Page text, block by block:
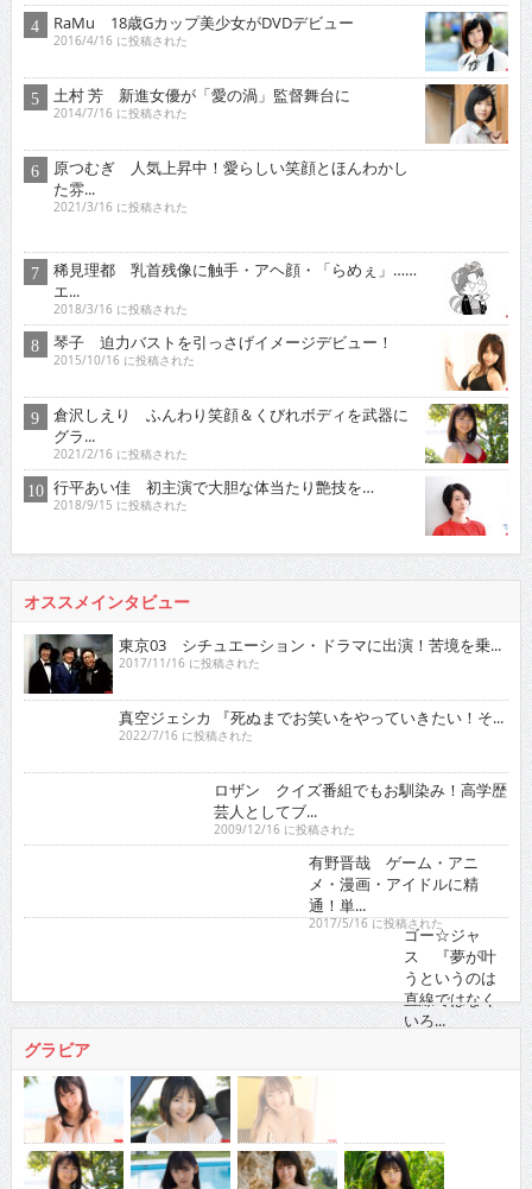
RaMu 18歳Gカップ美少女がDVDデビュー
2016/4/16 に投稿された
土村 芳 新進女優が「愛の渦」監督舞台に
2014/7/16 に投稿された
原つむぎ 人気上昇中！愛らしい笑顔とほんわかし
た雰...
2021/3/16 に投稿された
エ...
2018/3/16 に投稿された
琴子 迫力バストを引っさげイメージデビュー！
2015/10/16 に投稿された
グラ...
2021/2/16 に投稿された
行平あい佳 初主演で大胆な体当たり艶技を…
2018/9/15 に投稿された
オススメインタビュー
東京03 シチュエーション・ドラマに出演！苦境を乗...
2022/7/16 に投稿された
2009/12/16 に投稿された
有野晋哉 ゲーム・アニメ・漫画・アイドルに精通！
ゴー☆ジャス 『夢が叶うというのは直線ではなくい
グラビア